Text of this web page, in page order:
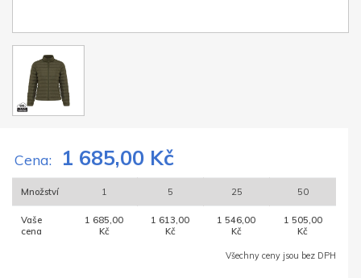
Cena: 1 685,00 Kč
Množství 1 5 25 50
Vaše
cena
1 685,00
Kč
1 613,00
Kč
1 546,00
Kč
1 505,00
Kč
Všechny ceny jsou bez DPH